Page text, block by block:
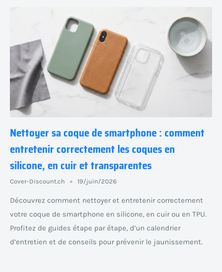
Nettoyer sa coque de smartphone : comment
entretenir correctement les coques en
silicone, en cuir et transparentes
Cover-Discount.ch 19/juin/2026
Découvrez comment nettoyer et entretenir correctement
votre coque de smartphone en silicone, en cuir ou en TPU.
Profitez de guides étape par étape, d’un calendrier
d’entretien et de conseils pour prévenir le jaunissement.